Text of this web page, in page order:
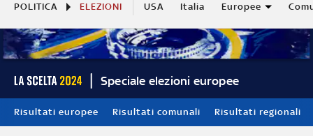
POLITICA ELEZIONI USA Italia Europee
Speciale elezioni europee
Risultati europee Risultati comunali Risultati regionali